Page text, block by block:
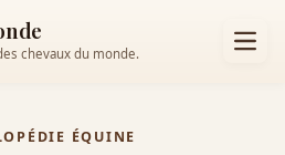
chevaux du monde.
ÉQUINE